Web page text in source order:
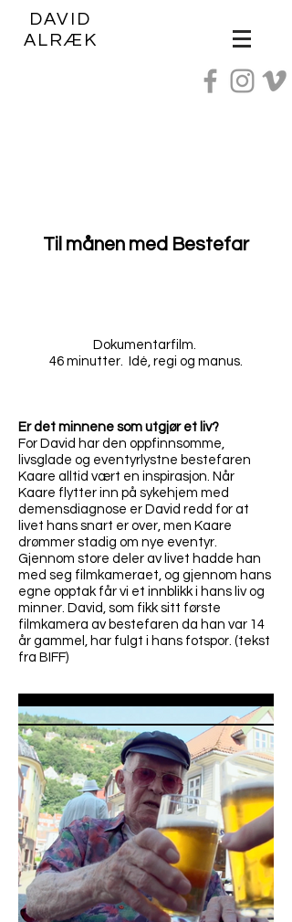
DAVID
ALRÆK
Til månen med Bestefar
Dokumentarfilm.
46 minutter. Idé, regi og manus.
Er det minnene som utgjør et liv?
For David har den oppfinnsomme,
livsglade og eventyrlystne bestefaren
Kaare alltid vært en inspirasjon. Når
Kaare flytter inn på sykehjem med
demensdiagnose er David redd for at
livet hans snart er over, men Kaare
drømmer stadig om nye eventyr.
Gjennom store deler av livet hadde han
med seg filmkameraet, og gjennom hans
egne opptak får vi et innblikk i hans liv og
minner. David, som fikk sitt første
filmkamera av bestefaren da han var 14
år gammel, har fulgt i hans fotspor. (tekst
fra BIFF)